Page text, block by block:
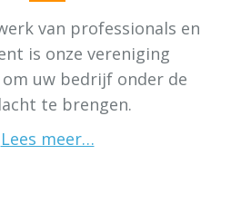
van professionals en
is onze vereniging
uw bedrijf onder de
te brengen.
Lees meer…